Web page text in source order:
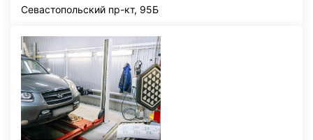
Севастопольский пр-кт, 95Б